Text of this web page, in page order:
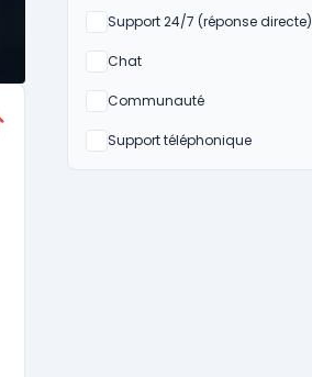
Support 24/7 (réponse directe)
Non
Chat
Non
Communauté
Non
Support téléphonique
Non